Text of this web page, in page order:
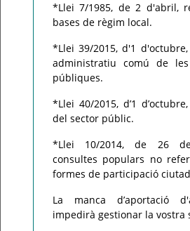
*Llei 7/1985, de 2 d'abril,
bases de règim local.
*Llei 39/2015, d'1
administratiu comú de les
públiques.
*Llei 40/2015, d’1
del sector públic.
*Llei 10/2014, de 26
consultes populars no
formes de participació
La manca d’aportació
impedirà gestionar la vostra